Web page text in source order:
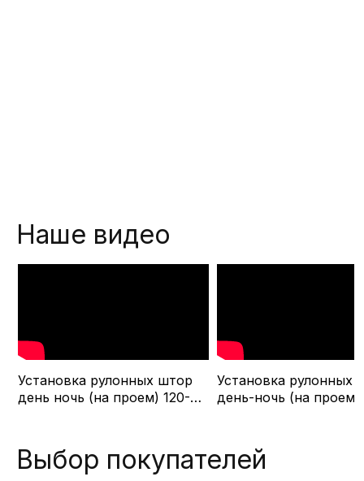
Наше видео
Установка рулонных штор
день ночь (на проем) 120-
Установка рулонных
день-ночь (на проем) 120-
Выбор покупателей